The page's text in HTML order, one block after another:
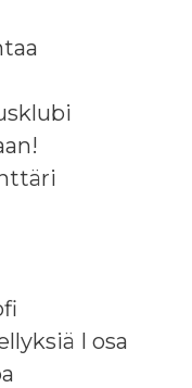
I osa